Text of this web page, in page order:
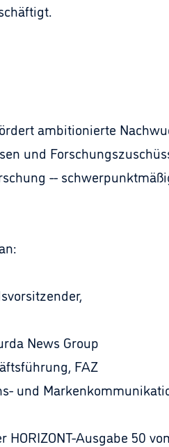
ambitionierte
und
--
News Group
FAZ
und
Ausgabe 50